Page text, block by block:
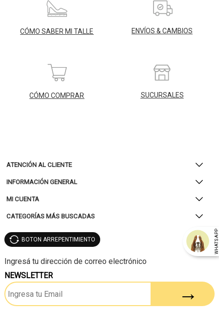
CÓMO SABER MI TALLE ENVÍOS & CAMBIOS
CÓMO COMPRAR SUCURSALES
ATENCIÓN AL CLIENTE
INFORMACIÓN GENERAL
MI CUENTA
CATEGORÍAS MÁS BUSCADAS
WHATSAPP
BOTON ARREPENTIMIENTO
NEWSLETTER